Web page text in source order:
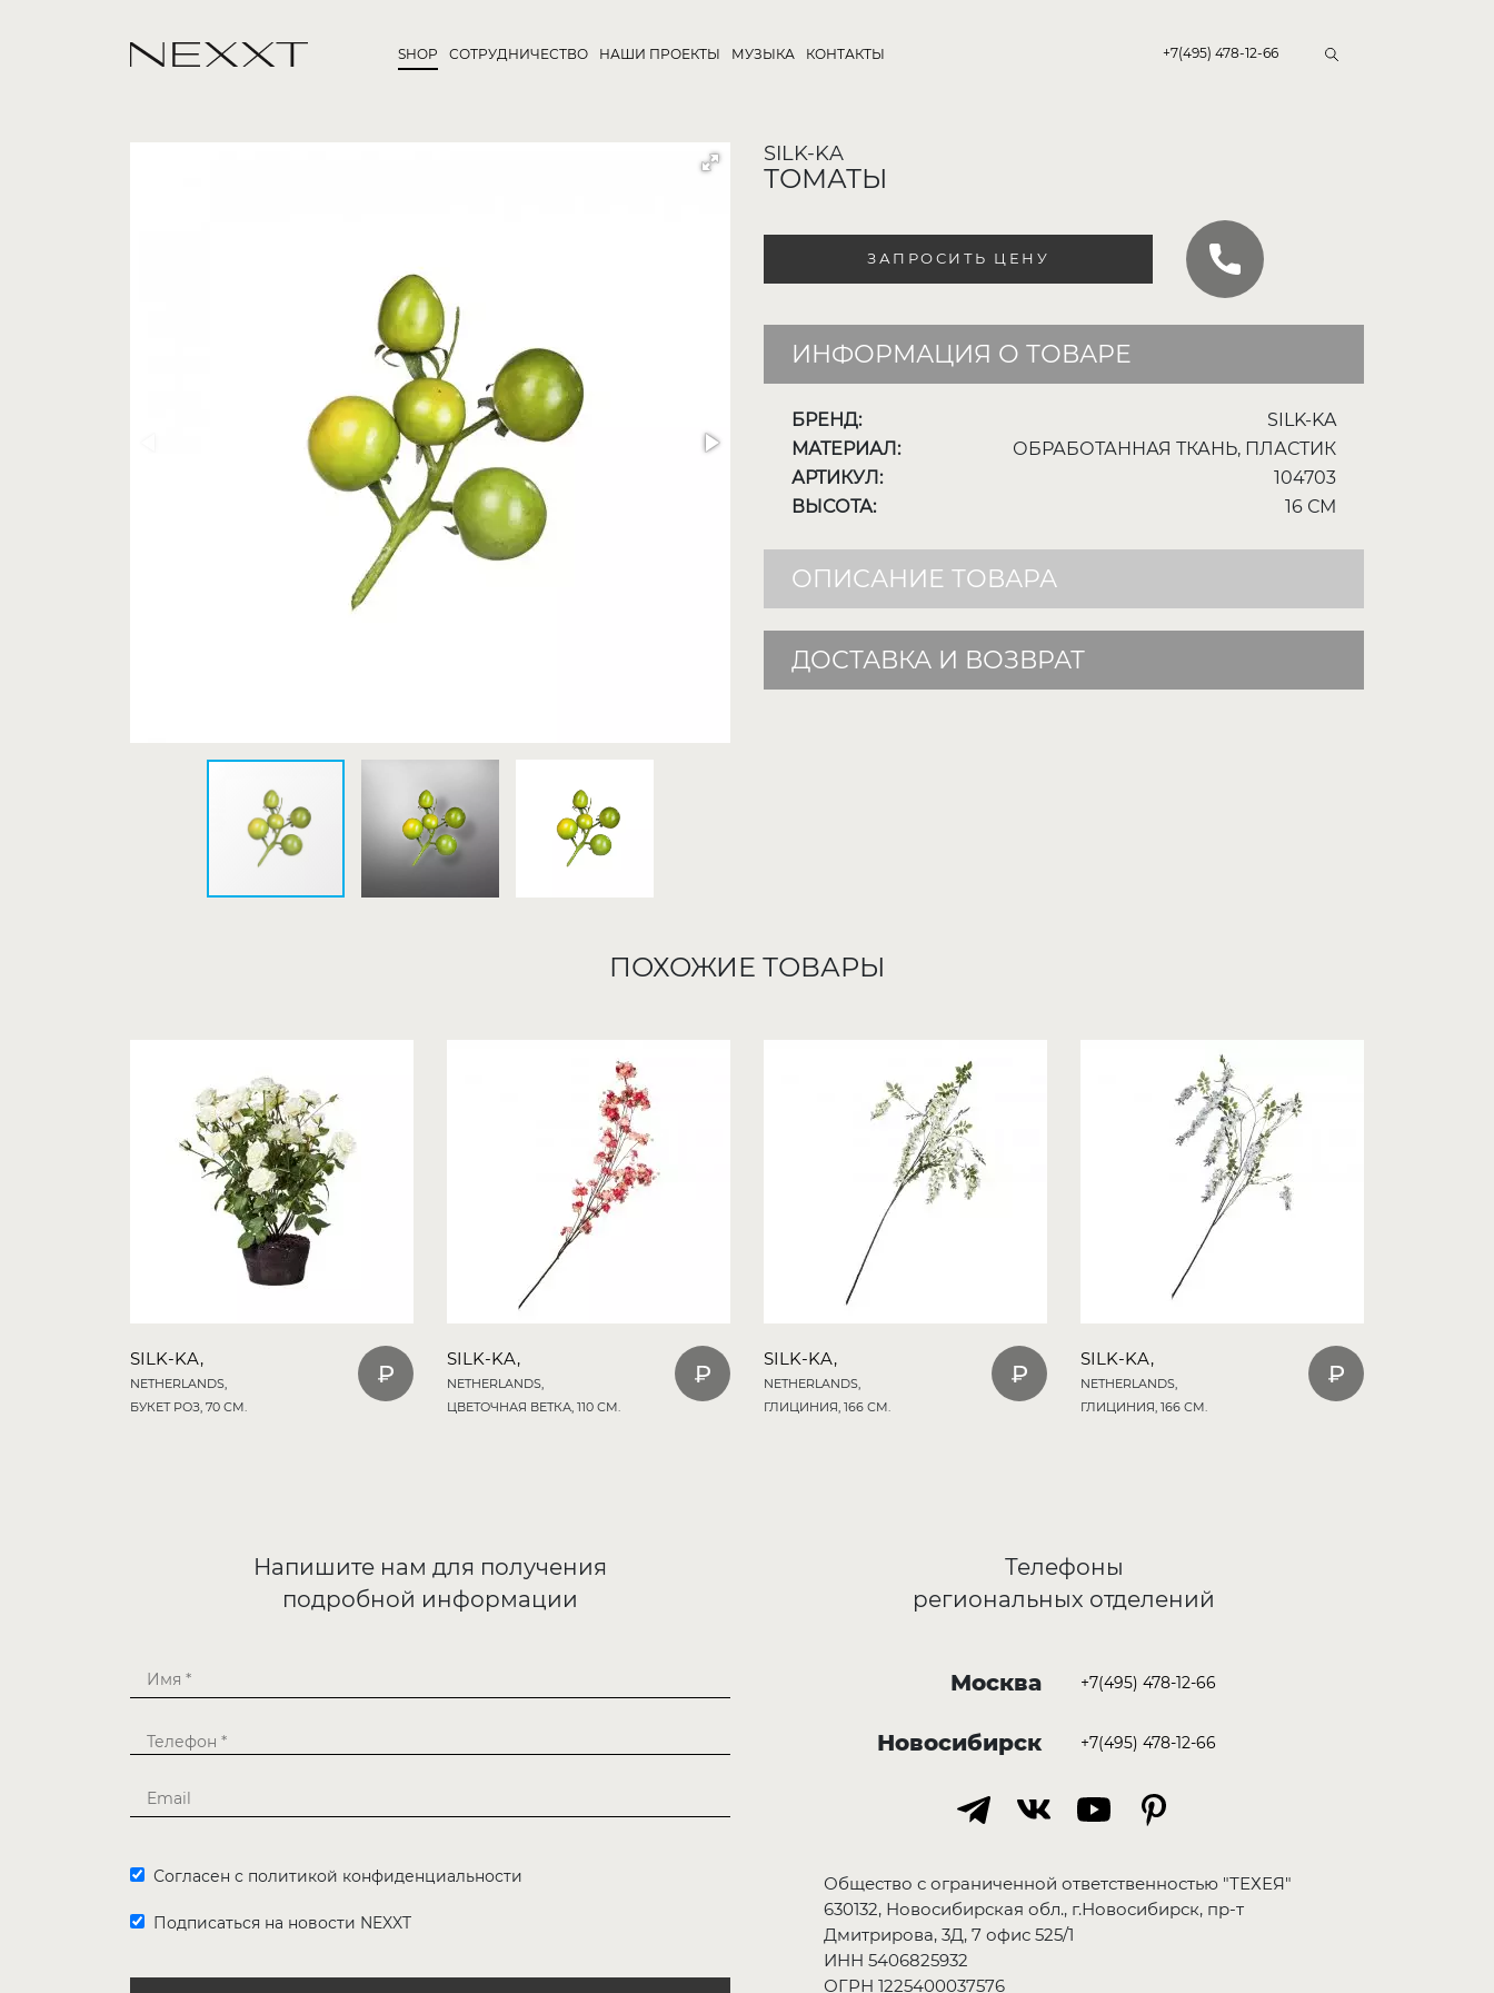
SHOP СОТРУДНИЧЕСТВО НАШИ ПРОЕКТЫ МУЗЫКА КОНТАКТЫ +7(495) 478-12-66
SILK-KA
ТОМАТЫ
ЗАПРОСИТЬ ЦЕНУ
ИНФОРМАЦИЯ О ТОВАРЕ
БРЕНД:
SILK-KA
МАТЕРИАЛ:
ОБРАБОТАННАЯ ТКАНЬ, ПЛАСТИК
АРТИКУЛ:
104703
ВЫСОТА:
16 СМ
ОПИСАНИЕ ТОВАРА
ДОСТАВКА И ВОЗВРАТ
ПОХОЖИЕ ТОВАРЫ
SILK-KA,
NETHERLANDS,
БУКЕТ РОЗ, 70 СМ.
SILK-KA,
NETHERLANDS,
ЦВЕТОЧНАЯ ВЕТКА, 110 СМ.
SILK-KA,
NETHERLANDS,
ГЛИЦИНИЯ, 166 СМ.
SILK-KA,
NETHERLANDS,
ГЛИЦИНИЯ, 166 СМ.
Напишите нам для получения
подробной информации
Согласен с политикой конфиденциальности
Подписаться на новости NEXXT
Телефоны
региональных отделений
Москва +7(495) 478-12-66
Новосибирск +7(495) 478-12-66
Общество с ограниченной ответственностью "ТЕХЕЯ"
630132, Новосибирская обл., г.Новосибирск, пр-т
Дмитрирова, 3Д, 7 офис 525/1
ИНН 5406825932
ОГРН 1225400037576